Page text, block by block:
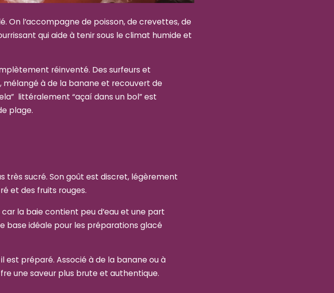
On l’accompagne de poisson, de crevettes, de
qui aide à tenir sous le climat humide et
réinventé. Des surfeurs et
mélangé à de la banane et recouvert de
littéralement “açaí dans un bol” est
plage.
très sucré. Son goût est discret, légèrement
et des fruits rouges.
la baie contient peu d’eau et une part
base idéale pour les préparations glacé
est préparé. Associé à de la banane ou à
une saveur plus brute et authentique.